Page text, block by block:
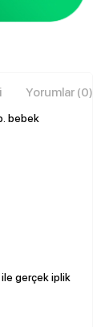
Yorumlar (0)
bebek
gerçek iplik